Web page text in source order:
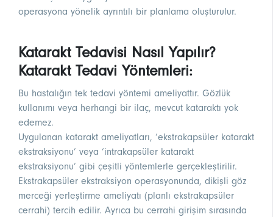
operasyona yönelik ayrıntılı bir planlama oluşturulur.
Katarakt Tedavisi Nasıl Yapılır?
Katarakt Tedavi Yöntemleri:
Bu hastalığın tek tedavi yöntemi ameliyattır. Gözlük
kullanımı veya herhangi bir ilaç, mevcut kataraktı yok
edemez.
Uygulanan katarakt ameliyatları, ‘ekstrakapsüler katarakt
ekstraksiyonu’ veya ‘intrakapsüler katarakt
ekstraksiyonu’ gibi çeşitli yöntemlerle gerçekleştirilir.
Ekstrakapsüler ekstraksiyon operasyonunda, dikişli göz
merceği yerleştirme ameliyatı (planlı ekstrakapsüler
cerrahi) tercih edilir. Ayrıca bu cerrahi girişim sırasında